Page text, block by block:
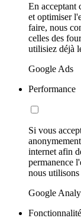
En acceptant
et optimiser
faire, nous
celles des
utilisiez déjà
Google Ads
Performance
Si vous
internet afin
permanence
nous utilisons
Google
Fonctionnalité